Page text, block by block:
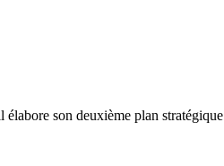
son deuxième plan stratégique